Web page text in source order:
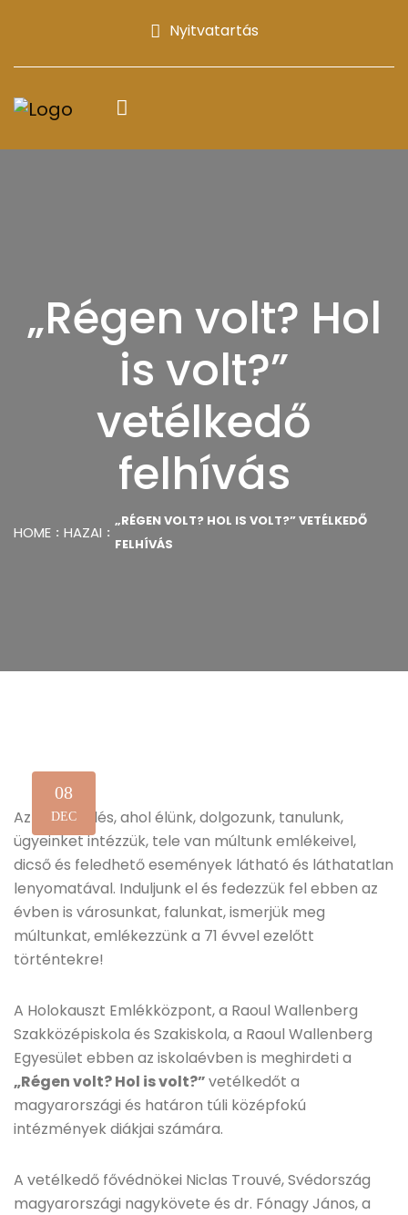
Nyitvatartás
„Régen volt? Hol
is volt?”
vetélkedő
felhívás
HOME HAZAI
„RÉGEN VOLT? HOL IS VOLT?” VETÉLKEDŐ
FELHÍVÁS
08
DEC
Az a település, ahol élünk, dolgozunk, tanulunk,
ügyeinket intézzük, tele van múltunk emlékeivel,
dicső és feledhető események látható és láthatatlan
lenyomatával. Induljunk el és fedezzük fel ebben az
évben is városunkat, falunkat, ismerjük meg
múltunkat, emlékezzünk a 71 évvel ezelőtt
történtekre!
A Holokauszt Emlékközpont, a Raoul Wallenberg
Szakközépiskola és Szakiskola, a Raoul Wallenberg
Egyesület ebben az iskolaévben is meghirdeti a
„Régen volt? Hol is volt?”vetélkedőt a
magyarországi és határon túli középfokú
intézmények diákjai számára.
A vetélkedő fővédnökei Niclas Trouvé, Svédország
magyarországi nagykövete és dr. Fónagy János, a